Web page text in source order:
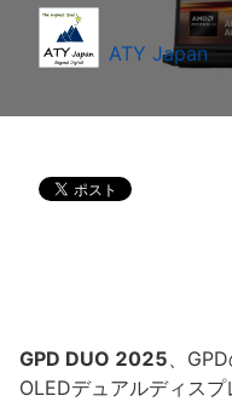
ATY Japan
GPD DUO 2025、
OLEDデュアルディス